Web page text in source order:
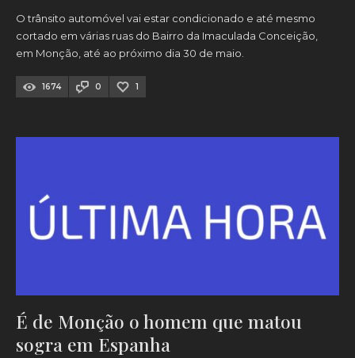
O trânsito automóvel vai estar condicionado e até mesmo
cortado em várias ruas do Bairro da Imaculada Conceição,
em Monção, até ao próximo dia 30 de maio.
1674 0 1
É de Monção o homem que matou
sogra em Espanha